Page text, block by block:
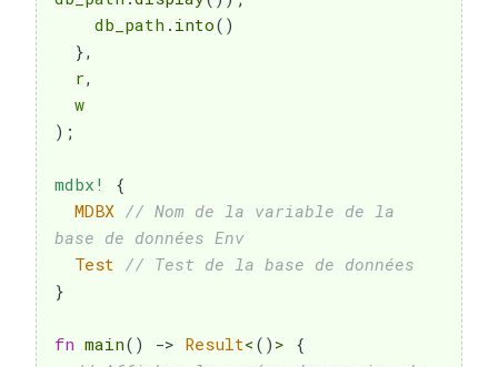
    db_path
. into( )
},
  r
,
) ;
mdbx!
{
MDBX // Nom de la variable de la
base de données Env
Test // Test de la base de données
}
fn main( ) -> Result< ( ) > {